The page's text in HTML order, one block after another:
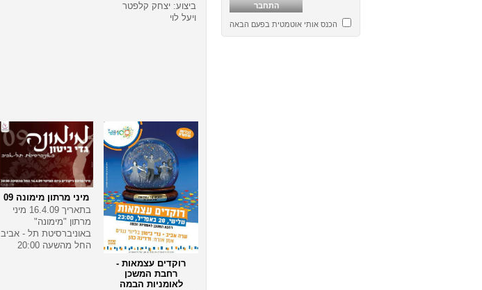
הכנס אותי אוטמטית בפעם הבאה
ביצוע: יצחק קלפטר
ויעל לוי
רוקדים עצמאות -
רחבת המשכן
לאומניות הבמה
מיני מרתון מימונה 09
בתאריך 16.4.09 מיני
מרתון "מימונה"
באוניברסיטת תל - אביב
החל מהשעה 20:00